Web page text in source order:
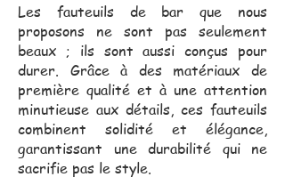
Les fauteuils de bar que nous
proposons ne sont pas seulement
beaux ; ils sont aussi conçus pour
durer. Grâce à des matériaux de
première qualité et à une attention
minutieuse aux détails, ces fauteuils
combinent solidité et élégance,
garantissant une durabilité qui ne
sacrifie pas le style.